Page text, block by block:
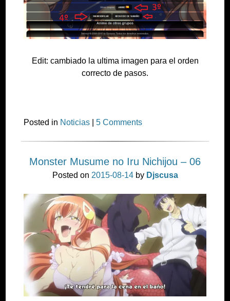
Edit: cambiado la ultima imagen para el orden
correcto de pasos.
Posted in Noticias |5 Comments
Monster Musume no Iru Nichijou – 06
Posted on 2015-08-14by Djscusa